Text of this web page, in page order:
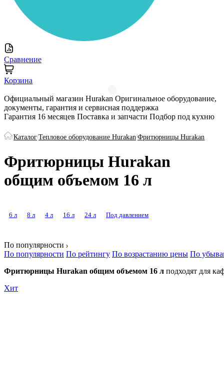
Сравнение
Корзина
Официальный магазин Hurakan Оригинальное оборудование,
документы, гарантия и сервисная поддержка
Гарантия 16 месяцев Поставка и запчасти Подбор под кухню
/Каталог/Тепловое оборудование Hurakan/Фритюрницы Hurakan
Фритюрницы Hurakan
общим объемом 16 л
6 л 8 л 4 л 16 л 24 л Под давлением
По популярности
По популярности По рейтингу По возрастанию цены По
Фритюрницы Hurakan общим объемом 16 л подходят для
Хит